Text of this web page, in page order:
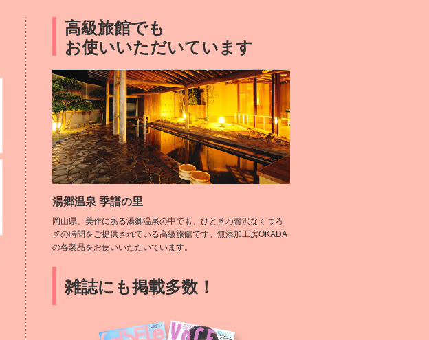
高級旅館でも
お使いいただいています
湯郷温泉 季譜の里
岡山県、美作にある湯郷温泉の中でも、ひときわ贅沢なくつろ
ぎの時間をご提供されている高級旅館です。無添加工房OKADA
の各製品をお使いいただいています。
雑誌にも掲載多数！